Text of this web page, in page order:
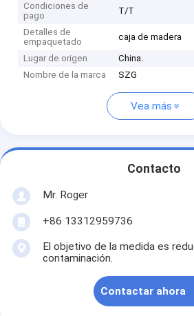
Condiciones de
pago
T/T
Detalles de
empaquetado
caja de madera
Lugar de origen
China.
Nombre de la marca
SZG
Vea más
Contacto
Mr. Roger
+86 13312959736
El objetivo de la medida es
contaminación.
Contactar ahora